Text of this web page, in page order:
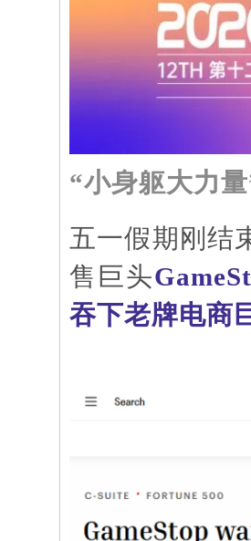
“小身躯大力
五一假期刚结
售巨头
吞下老牌电商